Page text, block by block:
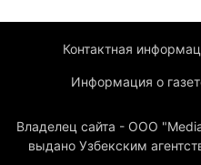
Контактная
Информация о
Владелец сайта - ООО
выдано Узбекским